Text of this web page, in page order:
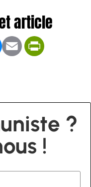
Messenger
Email
?
!